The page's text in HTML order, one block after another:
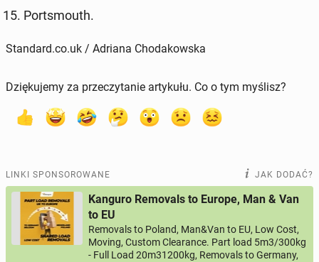
Por­ts­mouth.
Standard.co.uk / Adriana Chodakowska
Dziękujemy za przeczytanie artykułu. Co o tym myślisz?
LINKI SPONSOROWANE JAK DODAĆ?
Kanguro Removals to Europe, Man & Van
to EU
Removals to Poland, Man&Van to EU, Low Cost,
Moving, Custom Clearance. Part load 5m3/300kg
- Full Load 20m31200kg, Removals to Germany,